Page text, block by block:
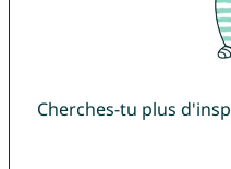
Cherches-tu plus